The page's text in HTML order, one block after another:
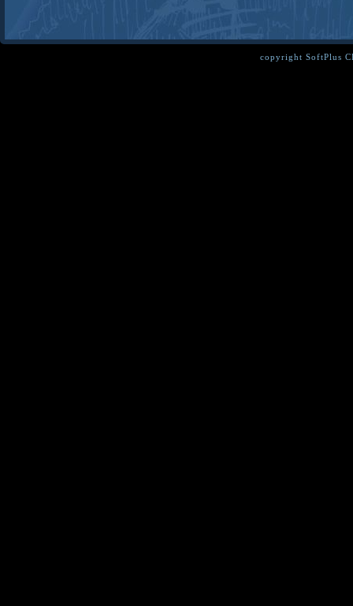
copyright SoftPlus